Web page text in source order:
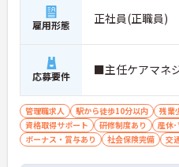
雇用形態 正社員(正職員)
応募要件 ■主任ケアマネ
管理職求人 駅から徒歩10分以内 残業
資格取得サポート
研修制度あり
産休
ボーナス・賞与あり
社会保険完備 交